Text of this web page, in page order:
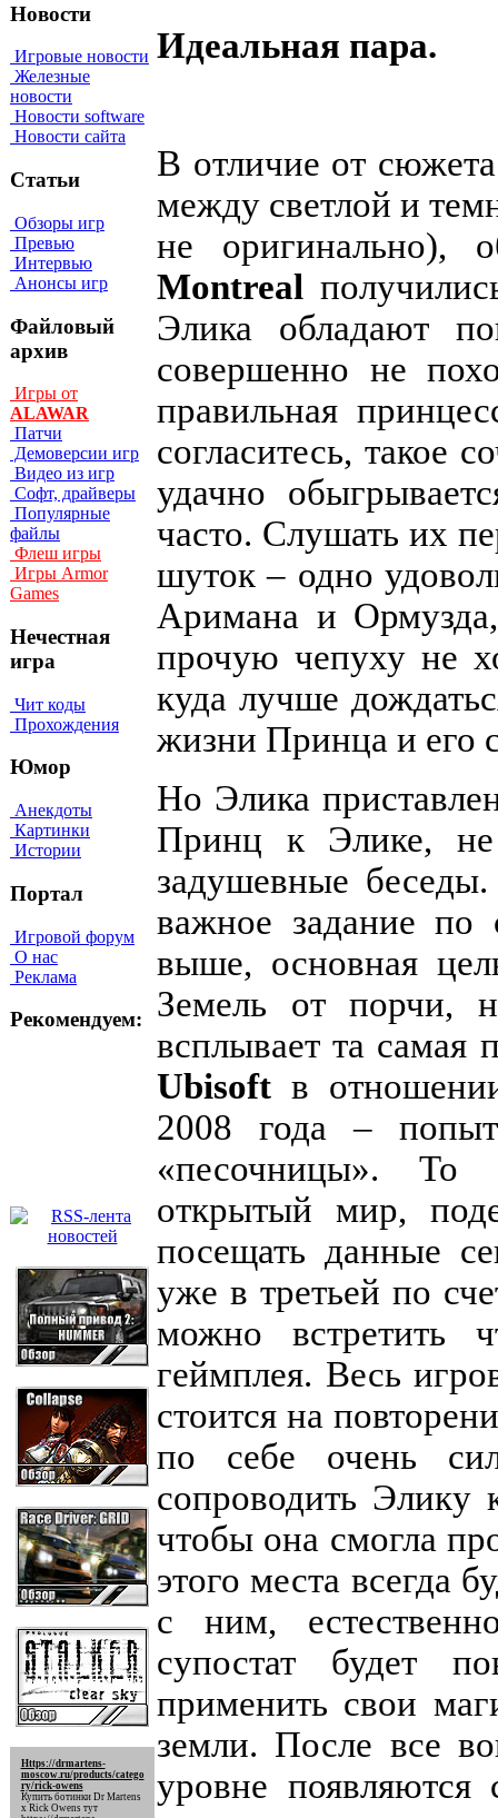
Новости
Игровые новости
Железные
новости
Новости software
Новости сайта
Статьи
Обзоры игр
Превью
Интервью
Анонсы игр
Файловый
архив
Игры от
ALAWAR
Патчи
Демоверсии игр
Видео из игр
Софт, драйверы
Популярные
файлы
Флеш игры
Игры Armor
Games
Нечестная
игра
Чит коды
Прохождения
Юмор
Анекдоты
Картинки
Истории
Портал
Игровой форум
О нас
Реклама
Рекомендуем:
Https://drmartens-
moscow.ru/products/catego
ry/rick-owens
Купить ботинки Dr Martens
x Rick Owens тут
Идеальная пара.
В отличие от
между светлой и
не оригинально),
Montreal
Элика обладают
совершенно не
правильная
согласитесь, такое
удачно
часто. Слушать их
шуток – одно
Аримана и
прочую чепуху не
куда лучше
жизни Принца и его
Но Элика
Принц к Элике,
задушевные
важное задание
выше, основная
Земель от порчи,
всплывает та самая
Ubisoft в
2008 года –
«песочницы». То
открытый мир,
посещать данные
уже в третьей по
можно встретить
геймплея. Весь
стоится на
по себе очень
сопроводить Элику
чтобы она смогла
этого места всегда
с ним,
супостат будет
применить свои
земли. После все
уровне появляются